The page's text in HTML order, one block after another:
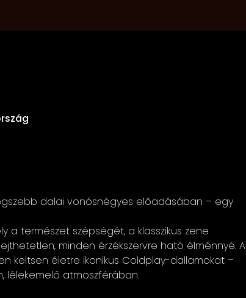
dalai vonósnégyes előadásában – egy
a természet szépségét, a klasszikus zene
minden érzékszervre ható élménnyé. A
keltsen életre ikonikus Coldplay-dallamokat –
lélekemelő atmoszférában.